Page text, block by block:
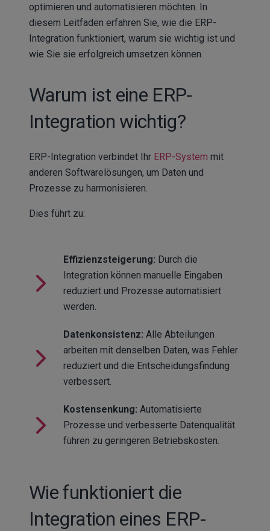
optimieren und automatisieren möchten. In
diesem Leitfaden erfahren Sie, wie die ERP-
Integration funktioniert, warum sie wichtig ist und
wie Sie sie erfolgreich umsetzen können.
Warum ist eine ERP-
Integration wichtig?
ERP-Integration verbindet Ihr ERP-System mit
anderen Softwarelösungen, um Daten und
Prozesse zu harmonisieren.
Dies führt zu:
Effizienzsteigerung: Durch die
Integration können manuelle Eingaben
reduziert und Prozesse automatisiert
werden.
Datenkonsistenz: Alle Abteilungen
arbeiten mit denselben Daten, was Fehler
reduziert und die Entscheidungsfindung
verbessert.
Kostensenkung: Automatisierte
Prozesse und verbesserte Datenqualität
führen zu geringeren Betriebskosten.
Wie funktioniert die
Integration eines ERP-